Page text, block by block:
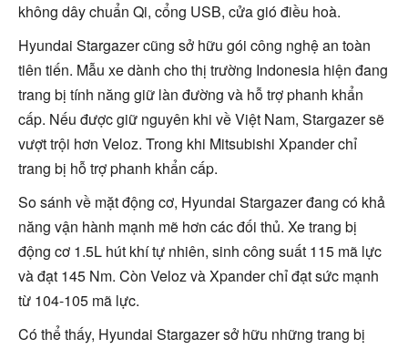
không dây chuẩn Qi, cổng USB, cửa gió điều hoà.
Hyundai Stargazer cũng sở hữu gói công nghệ an toàn
tiên tiến. Mẫu xe dành cho thị trường Indonesia hiện đang
trang bị tính năng giữ làn đường và hỗ trợ phanh khẩn
cấp. Nếu được giữ nguyên khi về Việt Nam, Stargazer sẽ
vượt trội hơn Veloz. Trong khi Mitsubishi Xpander chỉ
trang bị hỗ trợ phanh khẩn cấp.
So sánh về mặt động cơ, Hyundai Stargazer đang có khả
năng vận hành mạnh mẽ hơn các đối thủ. Xe trang bị
động cơ 1.5L hút khí tự nhiên, sinh công suất 115 mã lực
và đạt 145 Nm. Còn Veloz và Xpander chỉ đạt sức mạnh
từ 104-105 mã lực.
Có thể thấy, Hyundai Stargazer sở hữu những trang bị